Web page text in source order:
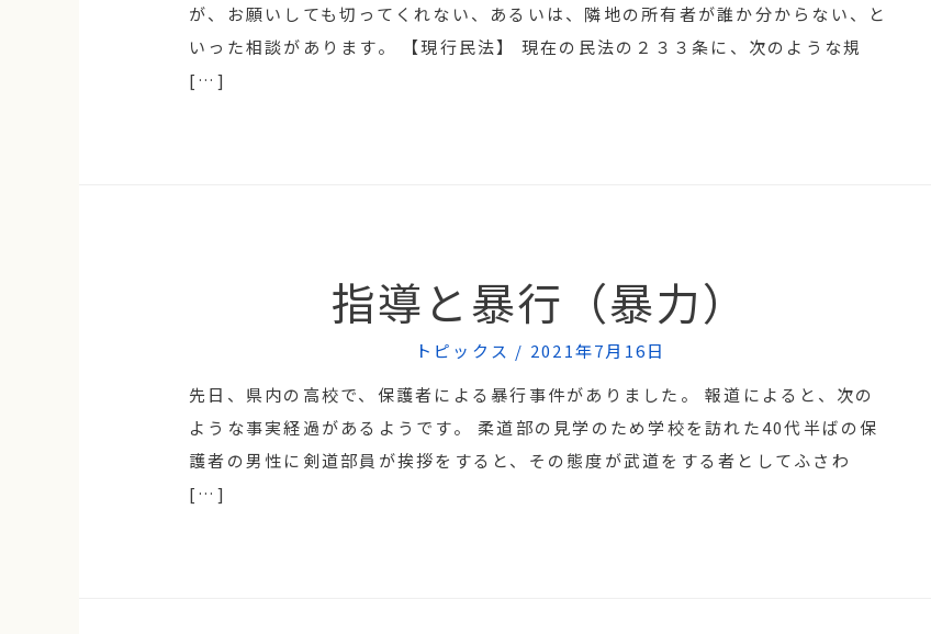
が、お願いしても切ってくれない、あるいは、隣地の所有者が誰か分からない、と
いった相談があります。 【現行民法】 現在の民法の２３３条に、次のような規
[…]
指導と暴行（暴力）
トピックス / 2021年7月16日
先日、県内の高校で、保護者による暴行事件がありました。 報道によると、次の
ような事実経過があるようです。 柔道部の見学のため学校を訪れた40代半ばの保
護者の男性に剣道部員が挨拶をすると、その態度が武道をする者としてふさわ
[…]